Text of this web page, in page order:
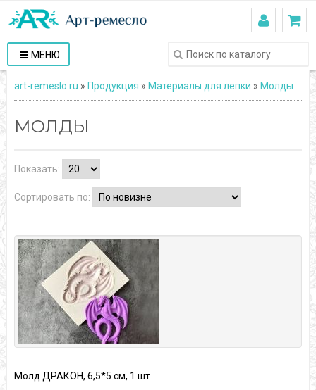
МЕНЮ
art-remeslo.ru » Продукция » Материалы для лепки » Молды
МОЛДЫ
Показать:
Сортировать по:
Молд ДРАКОН, 6,5*5 см, 1 шт